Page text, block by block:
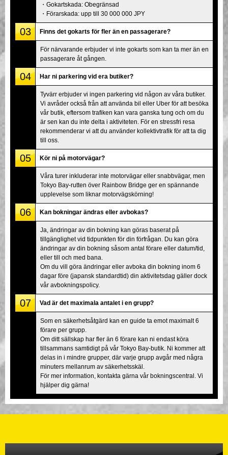
・Gokartskada: Obegränsad
・Förarskada: upp till 30 000 000 JPY
03 Finns det gokarts för fler än en passagerare?
För närvarande erbjuder vi inte gokarts som kan ta mer än en
passagerare åt gången.
04 Har ni parkering vid era butiker?
Tyvärr erbjuder vi ingen parkering vid någon av våra butiker.
Vi avråder också från att använda bil eller Uber för att besöka
vår butik, eftersom trafiken kan vara ganska tung och om du
är sen kan du inte delta i aktiviteten. För en stressfri resa
rekommenderar vi att du använder kollektivtrafik för att ta dig
till oss.
05 Kör ni på motorvägar?
Våra turer inkluderar inte motorvägar eller snabbvägar, men
Tokyo Bay-rutten över Rainbow Bridge ger en spännande
upplevelse som liknar motorvägskörning!
06 Kan bokningar ändras eller avbokas?
Ja, ändringar av din bokning kan göras baserat på
tillgänglighet vid tidpunkten för din förfrågan. Du kan göra
ändringar av din bokning såsom antal förare eller datum/tid,
eller till och med bana.
Om du vill göra ändringar eller avboka din bokning inom 6
dagar före (japansk standardtid) din aktivitetsdag gäller dock
vår avbokningspolicy.
07 Vad är det maximala antalet i en grupp?
Som en säkerhetsåtgärd kan en guide ta emot maximalt 6
förare per grupp.
Om ditt sällskap har fler än 6 förare kan ni endast köra
tillsammans samtidigt på vår Tokyo Bay-butik. Ni kommer att
delas in i mindre grupper, där varje grupp avgår med några
minuters mellanrum av säkerhetsskäl.
För mer information, kontakta gärna vår bokningscentral. Vi
hjälper dig gärna!